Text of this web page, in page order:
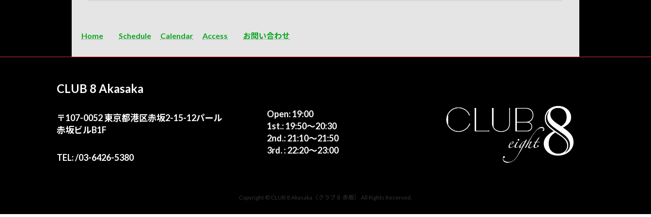
Home Schedule Calendar Access お問い合わせ
CLUB 8 Akasaka
〒107-0052 東京都港区赤坂2-15-12パール
赤坂ビルB1F
TEL: /03-6426-5380
Open: 19:00
1st.: 19:50〜20:30
2nd.: 21:10〜21:50
3rd. : 22:20〜23:00
Copyright © CLUB 8 Akasaka（クラブ８ 赤坂） All Rights Reserved.